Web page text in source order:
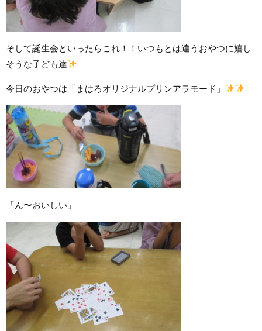
そして誕生会といったらこれ！！いつもとは違うおやつに嬉し
そうな子ども達
今日のおやつは「まはろオリジナルプリンアラモード」
「ん〜おいしい」